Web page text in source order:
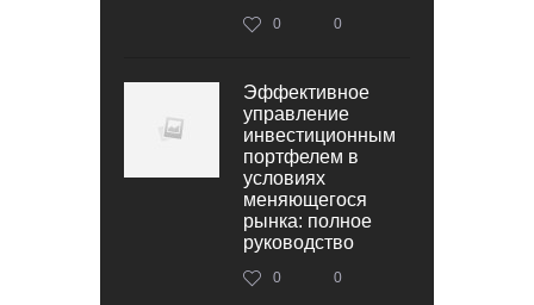
0 0
Эффективное
управление
инвестиционным
портфелем в
условиях
меняющегося
рынка: полное
руководство
0 0